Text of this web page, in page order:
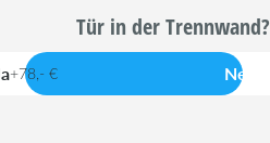
Tür in der Trennwand?
+78,- € Nein